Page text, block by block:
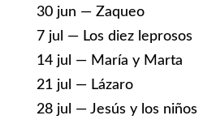
30 jun — Zaqueo
7 jul — Los diez leprosos
14 jul — María y Marta
21 jul — Lázaro
28 jul — Jesús y los niños